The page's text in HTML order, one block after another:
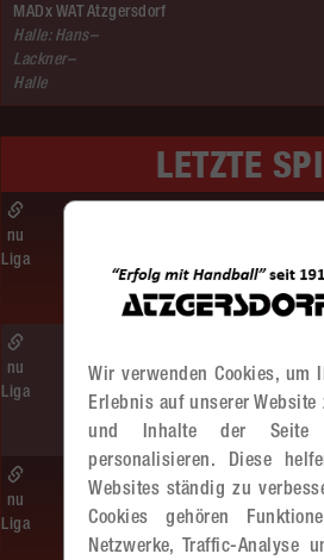
MADx WAT Atzgersdorf
Halle: Hans–
Lackner–
Halle
LETZTE
BT Füchse –
MADx WAT Atzgersdorf
nu
Liga
ÖMS WU12 Finale
SG HIT/UHC Absam –
MADx WAT Atzgersdorf
nu
Liga
So. 14.06.2026 | 13:20 Uhr |
Sportunion DIE FALKEN St. Pölten –
MADx WAT Atzgersdorf
nu
Liga
Wir verwenden Cookies, um
Erlebnis auf unserer
und Inhalte der
personalisieren. Diese
Websites ständig zu
Cookies gehören
Netzwerke, Traffic-Analyse